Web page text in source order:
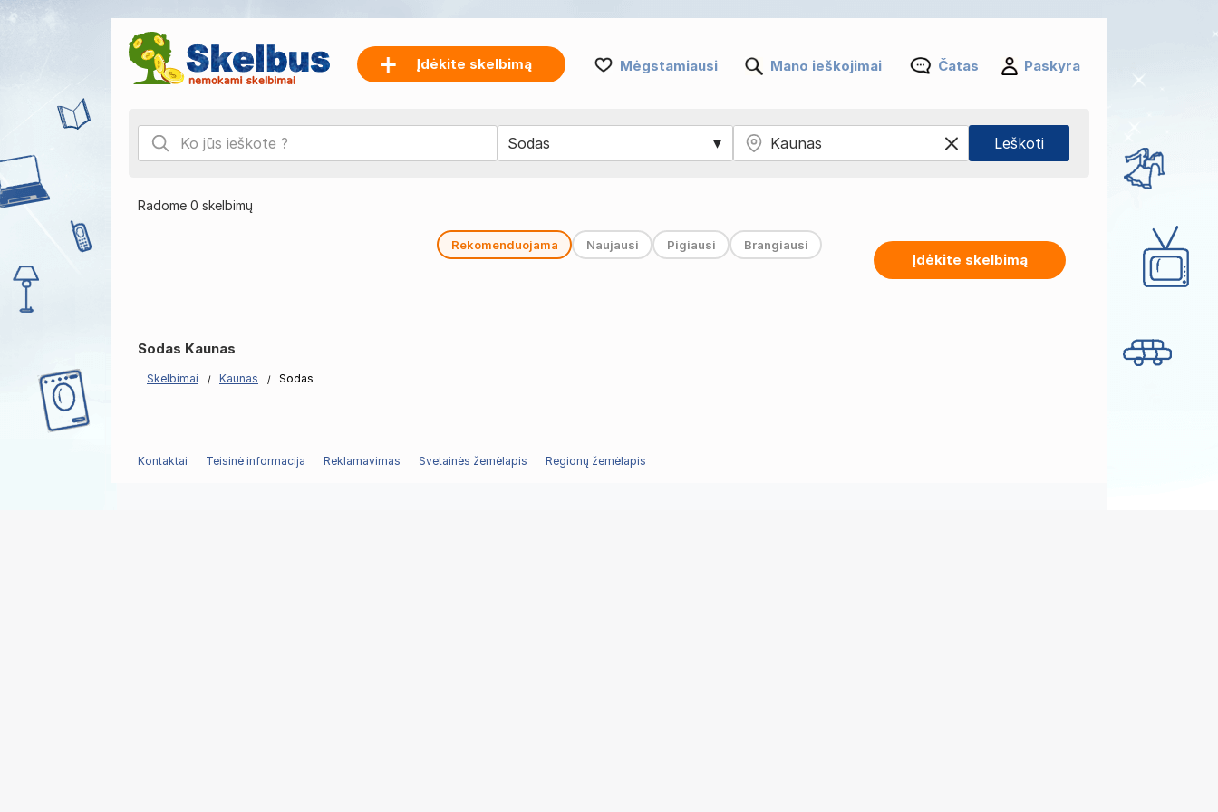
Įdėkite skelbimą Mėgstamiausi Mano ieškojimai Čatas Paskyra
Radome 0 skelbimų
Rekomenduojama Naujausi Pigiausi Brangiausi
Sodas Kaunas
Skelbimai Kaunas Sodas
Įdėkite skelbimą
Kontaktai Teisinė informacija Reklamavimas Svetainės žemėlapis Regionų žemėlapis